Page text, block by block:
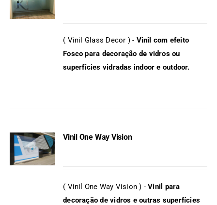
( Vinil Glass Decor ) - Vinil com efeito
Fosco para decoração de vidros ou
superfícies vidradas indoor e outdoor.
Vinil One Way Vision
( Vinil One Way Vision ) -Vinil para
decoração de vidros e outras superfícies